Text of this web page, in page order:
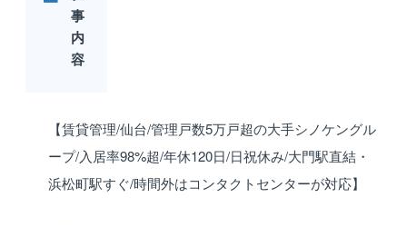
事
内
容
【賃貸管理/仙台/管理戸数5万戸超の大手シノケングル
ープ/入居率98%超/年休120日/日祝休み/大門駅直結・
浜松町駅すぐ/時間外はコンタクトセンターが対応】